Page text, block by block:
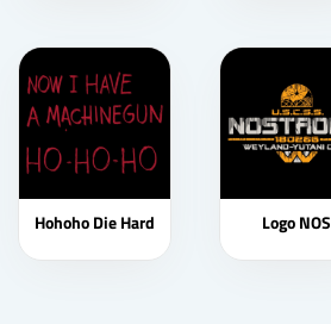
Hohoho Die Hard Logo NOS